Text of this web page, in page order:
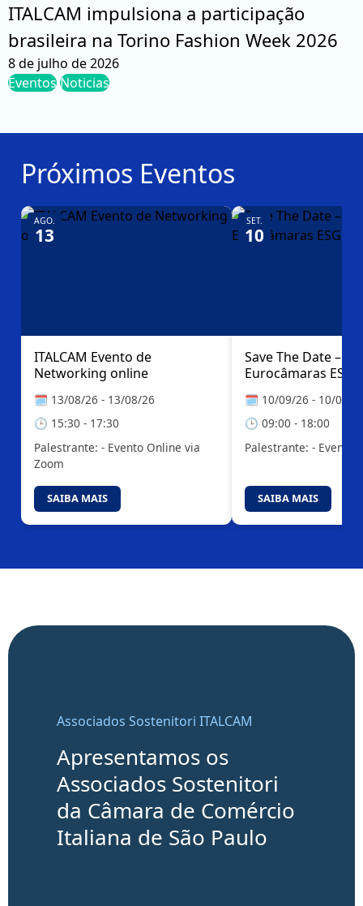
ITALCAM impulsiona a participação
brasileira na Torino Fashion Week 2026
8 de julho de 2026
EventosNoticias
Próximos Eventos
AGO.
13
ITALCAM Evento de
Networking online
🗓️ 13/08/26 - 13/08/26
🕒 15:30 - 17:30
Palestrante: - Evento Online via
Zoom
SAIBA MAIS
SET.
10
Save The Date –
Eurocâmaras ESG
🗓️ 10/09/26 - 10/09/
🕒 09:00 - 18:00
Palestrante: - Evento
SAIBA MAIS
Associados Sostenitori ITALCAM
Apresentamos os
Associados Sostenitori
da Câmara de Comércio
Italiana de São Paulo